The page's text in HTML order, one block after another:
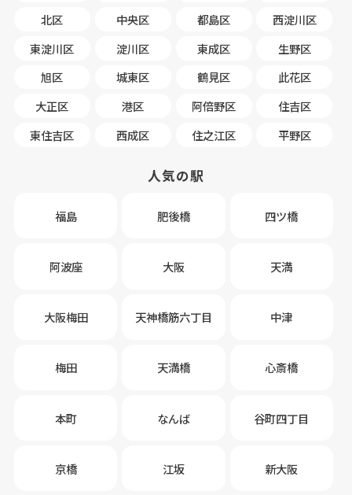
北区
中央区 都島区
西淀川区
東淀川区
淀川区 東成区
生野区
旭区
城東区 鶴見区
此花区
大正区
港区 阿倍野区
住吉区
東住吉区
西成区 住之江区 平野区
人気の駅
福島 肥後橋 四ツ橋
阿波座 大阪 天満
大阪梅田 天神橋筋六丁目 中津
梅田 天満橋 心斎橋
本町 なんば 谷町四丁目
京橋 江坂 新大阪